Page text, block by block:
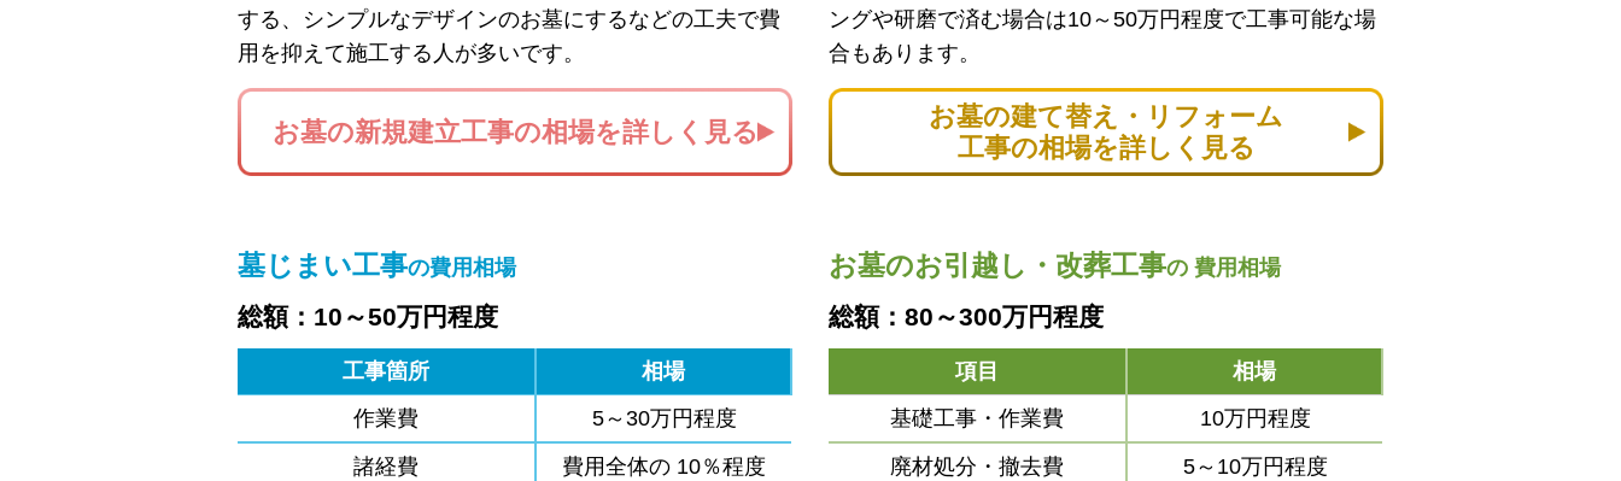
する、シンプルなデザインのお墓にするなどの工夫で費
用を抑えて施工する人が多いです。
お墓の新規建立工事の相場を詳しく見る
ングや研磨で済む場合は10～50万円程度で工事可能な場
合もあります。
お墓の建て替え・リフォーム
工事の相場を詳しく見る
墓じまい工事の費用相場
総額：10～50万円程度
工事箇所
相場
作業費
5～30万円程度
諸経費
費用全体の 10％程度
お墓のお引越し・改葬工事の 費用相場
総額：80～300万円程度
項目
相場
基礎工事・作業費
10万円程度
廃材処分・撤去費
5～10万円程度